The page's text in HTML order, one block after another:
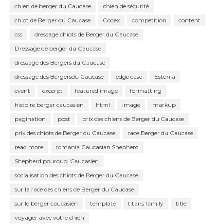
chien de berger du Caucase
chien de sécurité
chiot de Berger du Caucase
Codex competition
content
css
dressage chiots de Berger du Caucase
Dressage de berger du Caucase
dressage des Bergers du Caucase
dressage des Bergersdu Caucase
edge case
Estonia
event
excerpt featured image
formatting
histoire berger caucasien
html image
markup
pagination
post
prix des chiens de Berger du Caucase
prix des chiots de Berger du Caucase
race Berger du Caucase
read more
romania Caucasian Shepherd
Shepherd pourquoi Caucasien
socialisation des chiots de Berger du Caucase
sur la race des chiens de Berger du Caucase
sur le berger caucasien
template titans family
title
voyager avec votre chien